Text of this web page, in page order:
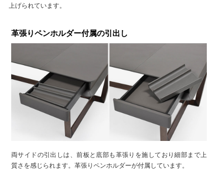
上げられています。
革張りペンホルダー付属の引出し
両サイドの引出しは、前板と底部も革張りを施しており細部まで上
質さを感じられます。革張りペンホルダーが付属しています。